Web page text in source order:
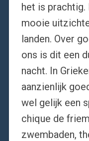
het is prachtig.
mooie
landen. Over
ons is dit een
nacht. In
aanzienlijk
wel gelijk een
chique de
zwembaden,